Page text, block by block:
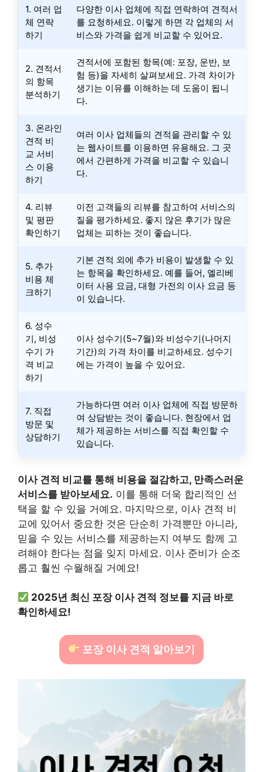
1. 여러 업
체 연락
하기
다양한 이사 업체에 직접 연락하여 견적서
를 요청하세요. 이렇게 하면 각 업체의 서
비스와 가격을 쉽게 비교할 수 있어요.
2. 견적서
의 항목
분석하기
견적서에 포함된 항목(예: 포장, 운반, 보
험 등)을 자세히 살펴보세요. 가격 차이가
생기는 이유를 이해하는 데 도움이 됩니
다.
3. 온라인
견적 비
교 서비
스 이용
하기
여러 이사 업체들의 견적을 관리할 수 있
는 웹사이트를 이용하면 유용해요. 그 곳
에서 간편하게 가격을 비교할 수 있습니
다.
4. 리뷰
및 평판
확인하기
이전 고객들의 리뷰를 참고하여 서비스의
질을 평가하세요. 좋지 않은 후기가 많은
업체는 피하는 것이 좋습니다.
5. 추가
비용 체
크하기
기본 견적 외에 추가 비용이 발생할 수 있
는 항목을 확인하세요. 예를 들어, 엘리베
이터 사용 요금, 대형 가전의 이사 요금 등
이 있습니다.
6. 성수
기, 비성
수기 가
격 비교
하기
이사 성수기(5~7월)와 비성수기(나머지
기간)의 가격 차이를 비교하세요. 성수기
에는 가격이 높을 수 있어요.
7. 직접
방문 및
상담하기
가능하다면 여러 이사 업체에 직접 방문하
여 상담받는 것이 좋습니다. 현장에서 업
체가 제공하는 서비스를 직접 확인할 수
있습니다.
이사 견적 비교를 통해 비용을 절감하고, 만족스러운
서비스를 받아보세요. 이를 통해 더욱 합리적인 선
택을 할 수 있을 거예요. 마지막으로, 이사 견적 비
교에 있어서 중요한 것은 단순히 가격뿐만 아니라,
믿을 수 있는 서비스를 제공하는지 여부도 함께 고
려해야 한다는 점을 잊지 마세요. 이사 준비가 순조
롭고 훨씬 수월해질 거예요!
2025년 최신 포장 이사 견적 정보를 지금 바로
확인하세요!
포장 이사 견적 알아보기